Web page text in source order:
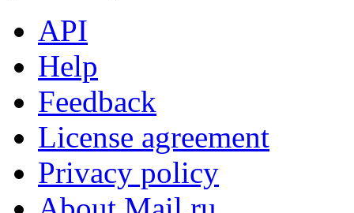
API
Help
Feedback
License agreement
Privacy policy